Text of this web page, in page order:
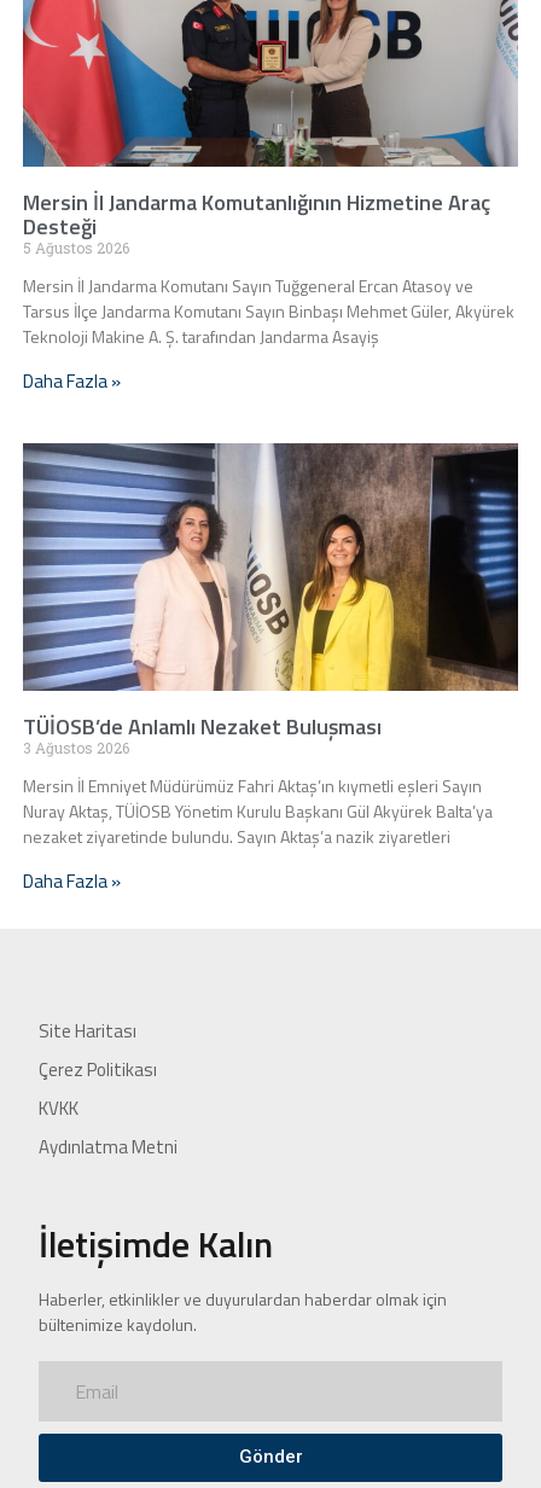
Mersin İl Jandarma Komutanlığının Hizmetine Araç
Desteği
5 Ağustos 2026
Mersin İl Jandarma Komutanı Sayın Tuğgeneral Ercan Atasoy ve
Tarsus İlçe Jandarma Komutanı Sayın Binbaşı Mehmet Güler, Akyürek
Teknoloji Makine A. Ş. tarafından Jandarma Asayiş
Daha Fazla »
TÜİOSB’de Anlamlı Nezaket Buluşması
3 Ağustos 2026
Mersin İl Emniyet Müdürümüz Fahri Aktaş’ın kıymetli eşleri Sayın
Nuray Aktaş, TÜİOSB Yönetim Kurulu Başkanı Gül Akyürek Balta’ya
nezaket ziyaretinde bulundu. Sayın Aktaş’a nazik ziyaretleri
Daha Fazla »
Site Haritası
Çerez Politikası
KVKK
Aydınlatma Metni
İletişimde Kalın
Haberler, etkinlikler ve duyurulardan haberdar olmak için
bültenimize kaydolun.
Gönder